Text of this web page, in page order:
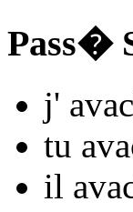
Pass�
j'
tu
il